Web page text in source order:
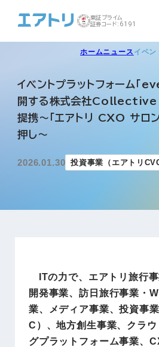
東証プライム
証券コード:6191
ホームニュース イベ
イベントプラットフォーム「
開する株式会社
提携〜「エアトリ CXO サロ
押し〜
2026.01.30 投資事業（エアトリCVC
ITの力で、エアトリ旅行
開発事業、訪日旅行事業・
業、メディア事業、投資事
C）、地方創生事業、クラ
グプラットフォーム事業、